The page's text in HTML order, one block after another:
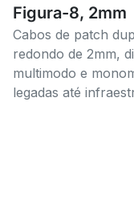
Figura-8, 2mm
Cabos de patch
redondo de 2mm,
multimodo e
legadas até